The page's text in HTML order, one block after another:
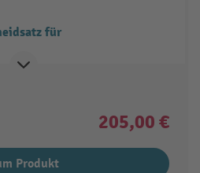
für
205,00 €
Produkt